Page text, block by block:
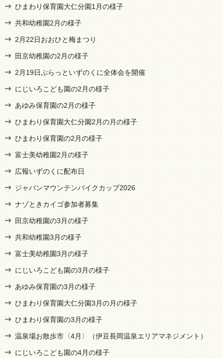
ひまわり保育園大仁分園1月の様子
共和幼稚園2月の様子
2月22日おおひと梅まつり
田京幼稚園の2月の様子
2月19日ぷらっといずのくに全体会を開催
にじいろこども園の2月の様子
あゆみ保育園の2月の様子
ひまわり保育園大仁分園2月の月の様子
ひまわり保育園の2月の様子
富士美幼稚園2月の様子
広報いずのくに配布日
ジャパンマウンテンバイクカップ2026
ナゾときカイゴ参加者募集
田京幼稚園の3月の様子
共和幼稚園3月の様子
富士美幼稚園3月の様子
にじいろこども園の3月の様子
あゆみ保育園の3月の様子
ひまわり保育園大仁分園3月の月の様子
ひまわり保育園の3月の様子
温泉場お散歩市〈4月〉（伊豆長岡温泉エリアマネジメント）
にじいろこども園の4月の様子